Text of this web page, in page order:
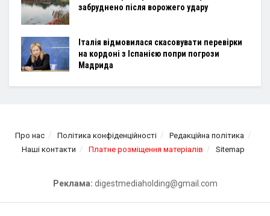
забруднено після ворожего удару
Італія відмовилася скасовувати перевірки
на кордоні з Іспанією попри погрози
Мадрида
Про нас Політика конфіденційності
Редакційна політика
Наші контакти
Платне розміщення матеріалів Sitemap
Реклама: digestmediaholding@gmail.com